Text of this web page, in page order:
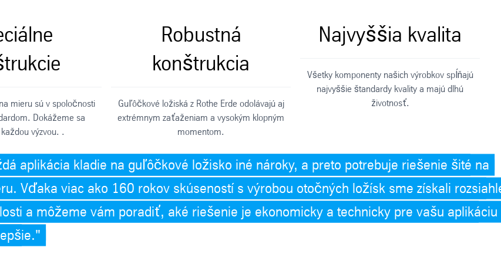
mieru sú v spoločnosti
Dokážeme sa
výzvou. .
Robustná
konštrukcia
Guľôčkové ložiská z Rothe Erde odolávajú aj
extrémnym zaťaženiam a vysokým klopným
momentom.
Najvyššia kvalita
Všetky komponenty našich výrobkov spĺňajú
najvyššie štandardy kvality a majú dlhú
životnosť.
aplikácia kladie na guľôčkové ložisko iné nároky, a preto potrebuje riešenie šité na
Vďaka viac ako 160 rokov skúseností s výrobou otočných ložísk sme získali
a môžeme vám poradiť, aké riešenie je ekonomicky a technicky pre vašu aplikáciu